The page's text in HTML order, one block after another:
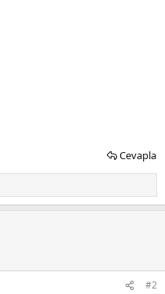
Cevapla
#2